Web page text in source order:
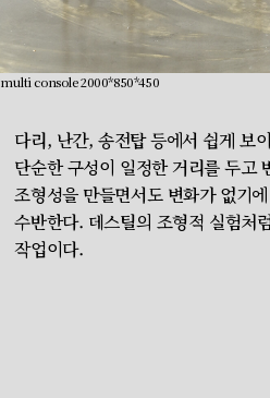
multi console 2000*850*450
다리, 난간, 송전탑 등에서 쉽게 보
단순한 구성이 일정한 거리를 두고
조형성을 만들면서도 변화가 없기
수반한다. 데스틸의 조형적 실험처
작업이다.